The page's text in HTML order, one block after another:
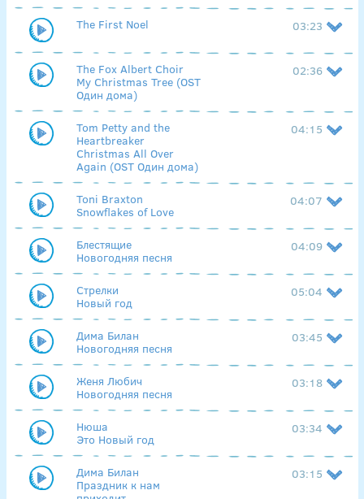
The First Noel 03:23
The Fox Albert Choir
My Christmas Tree (OST
Один дома)
02:36
Tom Petty and the
Heartbreaker
Christmas All Over
Again (OST Один дома)
04:15
Toni Braxton
Snowflakes of Love
04:07
Блестящие
Новогодняя песня
04:09
Стрелки
Новый год
05:04
Дима Билан
Новогодняя песня
03:45
Женя Любич
Новогодняя песня
03:18
Нюша
Это Новый год
03:34
Дима Билан
Праздник к нам
03:15